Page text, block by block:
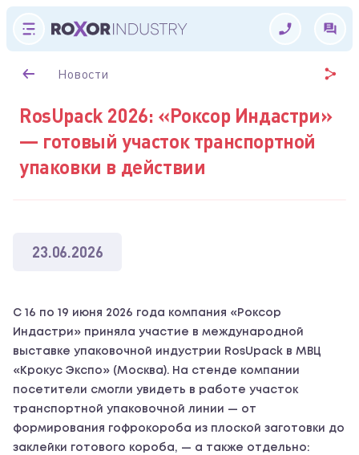
Новости
RosUpack 2026: «Роксор Индастри»
— готовый участок транспортной
упаковки в действии
23.06.2026
С 16 по 19 июня 2026 года компания «Роксор
Индастри» приняла участие в международной
выставке упаковочной индустрии RosUpack в МВЦ
«Крокус Экспо» (Москва). На стенде компании
посетители смогли увидеть в работе участок
транспортной упаковочной линии — от
формирования гофрокороба из плоской заготовки до
заклейки готового короба, — а также отдельно: